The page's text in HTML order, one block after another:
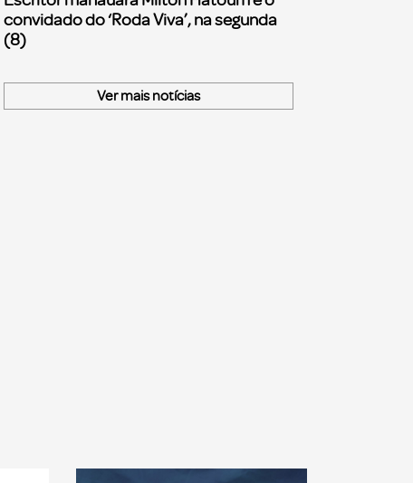
convidado do ‘Roda Viva’, na segunda
(8)
Ver mais notícias